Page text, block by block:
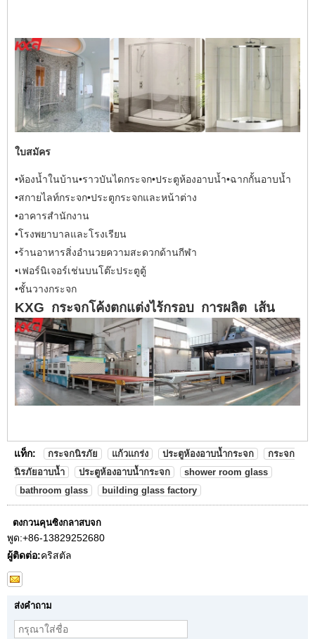
ใบสมัคร
•ห้องน้ำในบ้าน•ราวบันไดกระจก•ประตูห้องอาบน้ำ•ฉากกั้นอาบน้ำ
•สกายไลท์กระจก•ประตูกระจกและหน้าต่าง
•อาคารสำนักงาน
•โรงพยาบาลและโรงเรียน
•ร้านอาหารสิ่งอำนวยความสะดวกด้านกีฬา
•เฟอร์นิเจอร์เช่นบนโต๊ะประตูตู้
•ชั้นวางกระจก
KXG กระจกโค้งตกแต่งไร้กรอบ การผลิต เส้น
แท็ก: กระจกนิรภัย แก้วแกร่ง ประตูห้องอาบน้ำกระจก
กระจก
นิรภัยอาบน้ำ
ประตูห้องอาบน้ำกระจก
shower room glass
bathroom glass
building glass factory
ตงกวนคุนซิงกลาสบจก
พูด:+86-13829252680
ผู้ติดต่อ:คริสตัล
ส่งคำถาม